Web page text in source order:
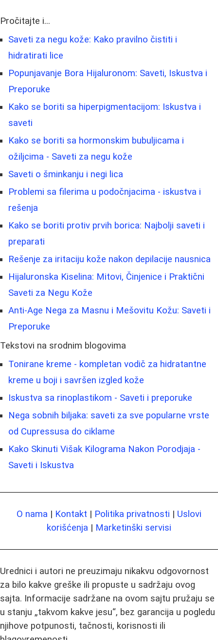
Pročitajte i...
Saveti za negu kože: Kako pravilno čistiti i
hidratirati lice
Popunjavanje Bora Hijaluronom: Saveti, Iskustva i
Preporuke
Kako se boriti sa hiperpigmentacijom: Iskustva i
saveti
Kako se boriti sa hormonskim bubuljicama i
ožiljcima - Saveti za negu kože
Saveti o šminkanju i negi lica
Problemi sa filerima u podočnjacima - iskustva i
rešenja
Kako se boriti protiv prvih borica: Najbolji saveti i
preparati
Rešenje za iritaciju kože nakon depilacije nausnica
Hijaluronska Kiselina: Mitovi, Činjenice i Praktični
Saveti za Negu Kože
Anti-Age Nega za Masnu i Mešovitu Kožu: Saveti i
Preporuke
Tekstovi na srodnim blogovima
Tonirane kreme - kompletan vodič za hidratantne
kreme u boji i savršen izgled kože
Iskustva sa rinoplastikom - Saveti i preporuke
Nega sobnih biljaka: saveti za sve popularne vrste
od Cupressusa do ciklame
Kako Skinuti Višak Kilograma Nakon Porodjaja -
Saveti i Iskustva
O nama | Kontakt | Politika privatnosti | Uslovi
korišćenja | Marketinški servisi
Urednici i autori ne preuzimaju nikakvu odgovornost
za bilo kakve greške ili propuste u sadržaju ovog
sajta. Informacije sadržane na ovom sajtu pružaju se
u stanju „takvom kakve jesu“, bez garancija u pogledu
njihove potpunosti, tačnosti, korisnosti ili